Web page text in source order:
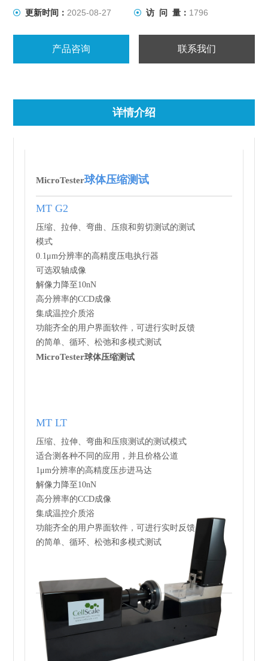
更新时间： 2025-08-27 访 问 量： 1796
产品咨询 联系我们
详情介绍
MicroTester球体压缩测试
MT G2
压缩、拉伸、弯曲、压痕和剪切测试的测试
模式
0.1μm分辨率的高精度压电执行器
可选双轴成像
解像力降至10nN
高分辨率的CCD成像
集成温控介质浴
功能齐全的用户界面软件，可进行实时反馈
的简单、循环、松弛和多模式测试
MicroTester球体压缩测试
MT LT
压缩、拉伸、弯曲和压痕测试的测试模式
适合测各种不同的应用，并且价格公道
1μm分辨率的高精度压步进马达
解像力降至10nN
高分辨率的CCD成像
集成温控介质浴
功能齐全的用户界面软件，可进行实时反馈
的简单、循环、松弛和多模式测试